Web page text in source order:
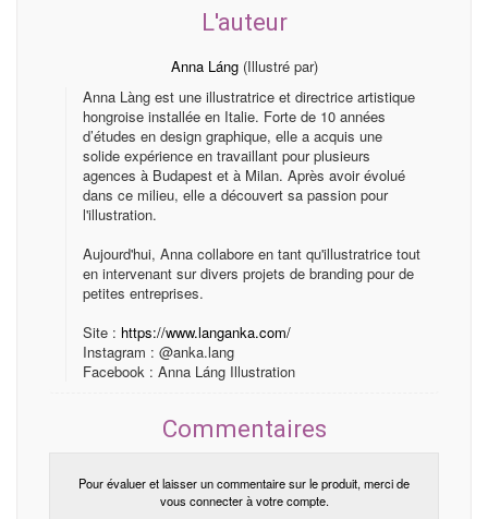
L'auteur
Anna Láng(Illustré par)
Anna Làng est une illustratrice et directrice artistique
hongroise installée en Italie. Forte de 10 années
d’études en design graphique, elle a acquis une
solide expérience en travaillant pour plusieurs
agences à Budapest et à Milan. Après avoir évolué
dans ce milieu, elle a découvert sa passion pour
l'illustration.
Aujourd'hui, Anna collabore en tant qu'illustratrice tout
en intervenant sur divers projets de branding pour de
petites entreprises.
Site : https://www.langanka.com/
Instagram : @anka.lang
Facebook : Anna Láng Illustration
Commentaires
Pour évaluer et laisser un commentaire sur le produit, merci de
vous connecter à votre compte.